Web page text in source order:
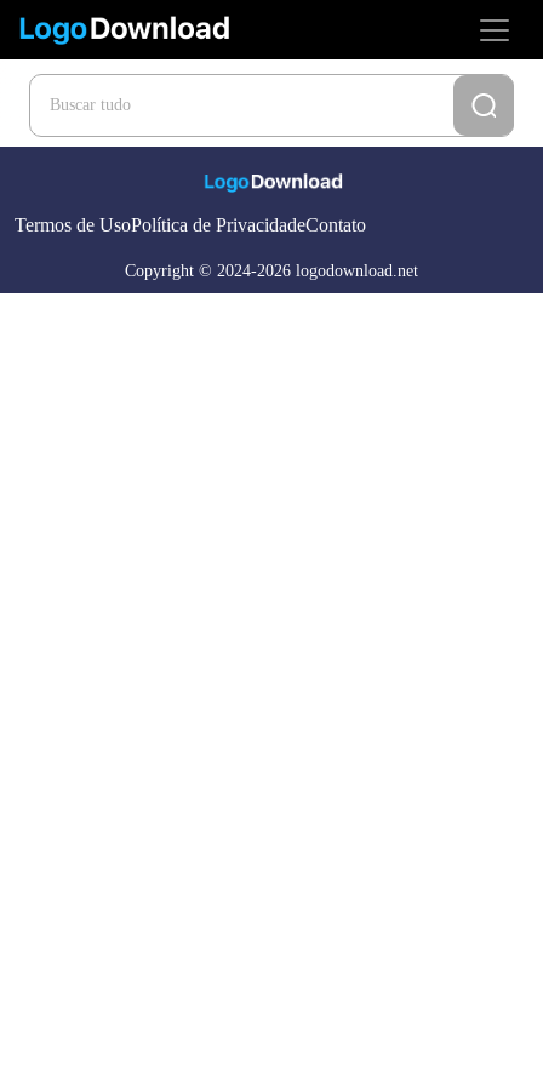
Termos de UsoPolítica de PrivacidadeContato
Copyright © 2024-2026 logodownload.net